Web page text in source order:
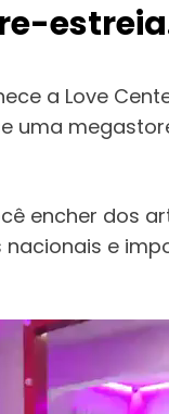
a Love
uma
encher dos
e